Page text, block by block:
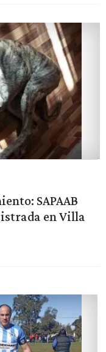
SAPAAB
en Villa